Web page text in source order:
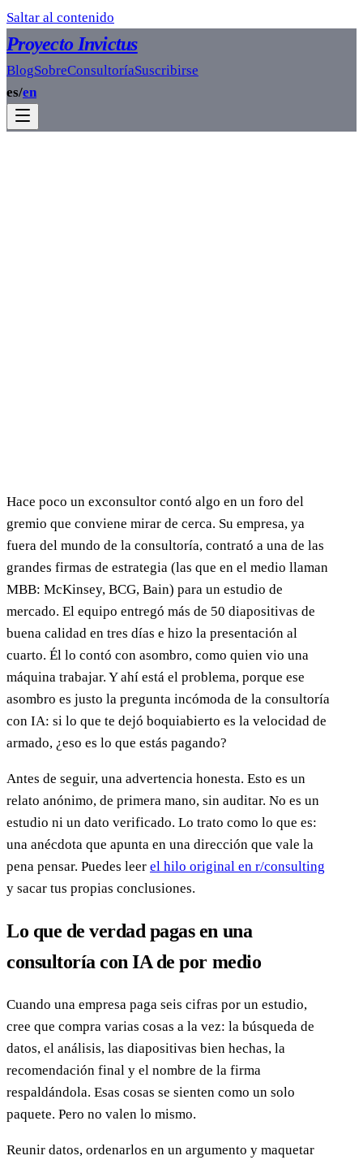
Saltar al contenido
Proyecto Invictus
BlogSobreConsultoríaSuscribirse
es/en
Hace poco un exconsultor contó algo en un foro del
gremio que conviene mirar de cerca. Su empresa, ya
fuera del mundo de la consultoría, contrató a una de las
grandes firmas de estrategia (las que en el medio llaman
MBB: McKinsey, BCG, Bain) para un estudio de
mercado. El equipo entregó más de 50 diapositivas de
buena calidad en tres días e hizo la presentación al
cuarto. Él lo contó con asombro, como quien vio una
máquina trabajar. Y ahí está el problema, porque ese
asombro es justo la pregunta incómoda de la consultoría
con IA: si lo que te dejó boquiabierto es la velocidad de
armado, ¿eso es lo que estás pagando?
Antes de seguir, una advertencia honesta. Esto es un
relato anónimo, de primera mano, sin auditar. No es un
estudio ni un dato verificado. Lo trato como lo que es:
una anécdota que apunta en una dirección que vale la
pena pensar. Puedes leer el hilo original en r/consulting
y sacar tus propias conclusiones.
Lo que de verdad pagas en una
consultoría con IA de por medio
Cuando una empresa paga seis cifras por un estudio,
cree que compra varias cosas a la vez: la búsqueda de
datos, el análisis, las diapositivas bien hechas, la
recomendación final y el nombre de la firma
respaldándola. Esas cosas se sienten como un solo
paquete. Pero no valen lo mismo.
Reunir datos, ordenarlos en un argumento y maquetar